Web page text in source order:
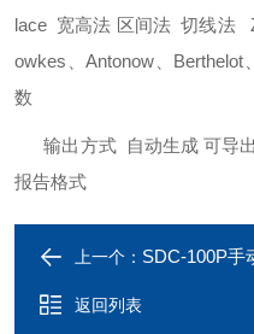
lace 宽高法 区间法 切线法
owkes、Antonow、
数
输出方式 自动生成 可导出
报告格式
上一个： SDC-100P手
返回列表